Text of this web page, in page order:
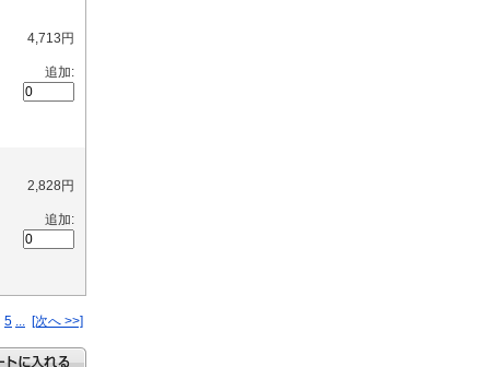
4,713円
追加:
2,828円
追加:
5 ... [次へ >>]